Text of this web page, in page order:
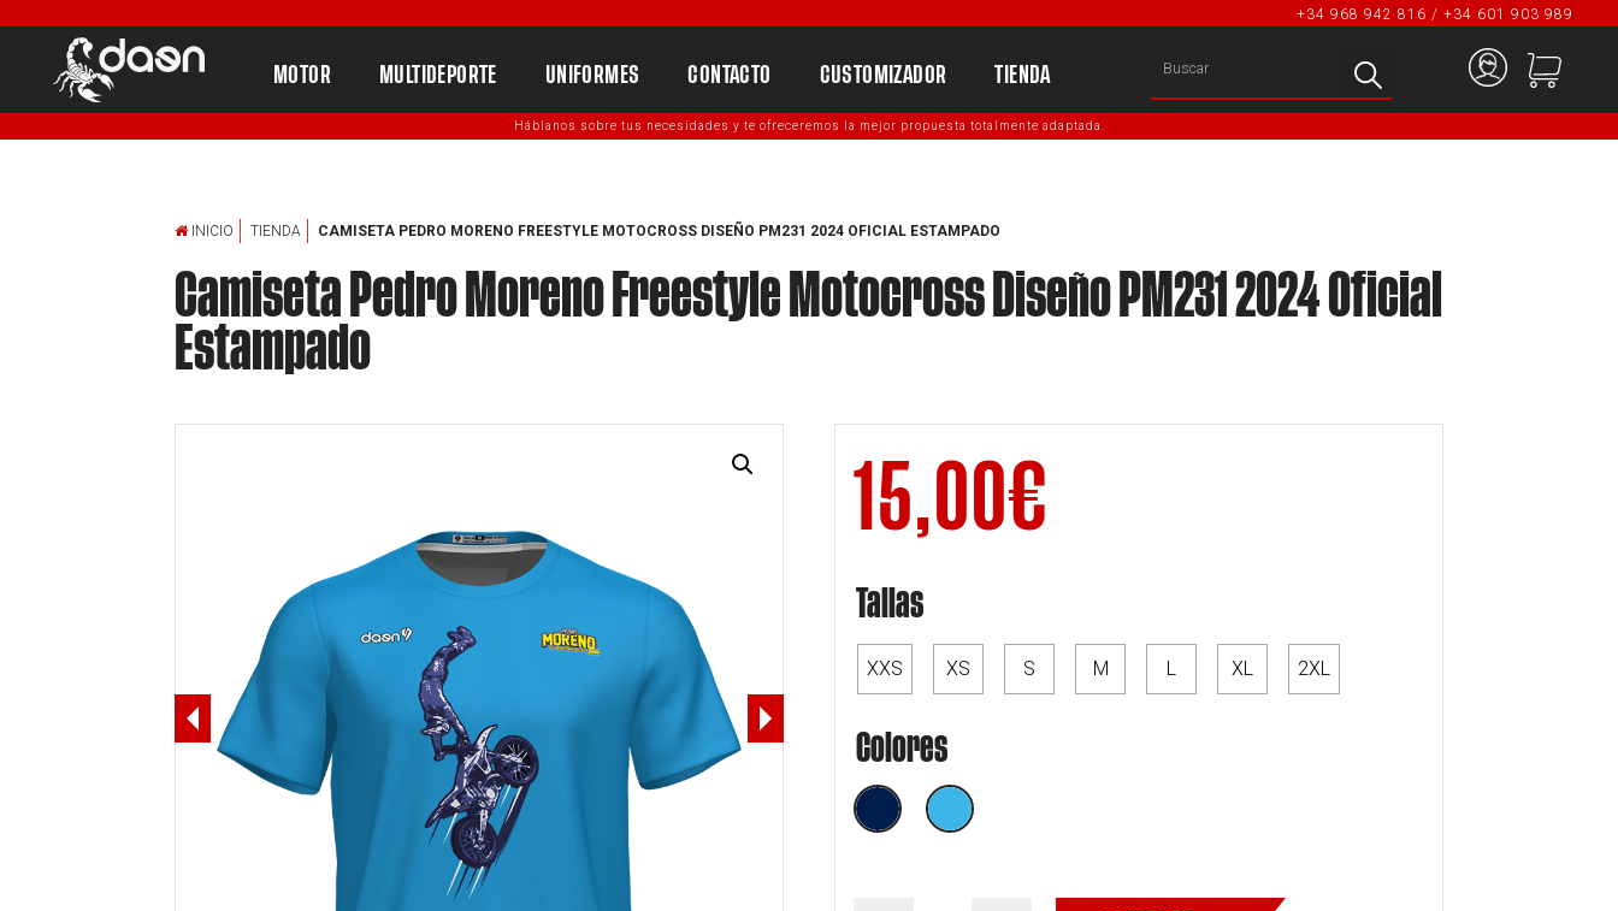
+34 968 942 816 / +34 601 903 989
MOTOR MULTIDEPORTE UNIFORMES CONTACTO CUSTOMIZADOR TIENDA
Háblanos sobre tus necesidades y te ofreceremos la mejor propuesta totalmente adaptada.
INICIO TIENDA CAMISETA PEDRO MORENO FREESTYLE MOTOCROSS DISEÑO PM231 2024 OFICIAL ESTAMPADO
Camiseta Pedro Moreno Freestyle Motocross Diseño PM231 2024 Oficial
Estampado
15,00€
Tallas
XXS XS S M L XL 2XL
Colores